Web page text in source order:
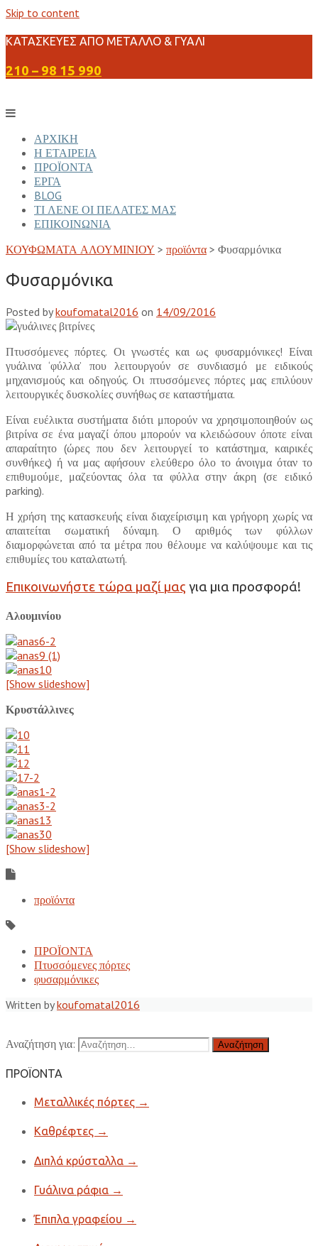
Skip to content
ΚΑΤΑΣΚΕΥΕΣ ΑΠΟ ΜΕΤΑΛΛΟ & ΓΥΑΛΙ
210 – 98 15 990
ΑΡΧΙΚΗ
Η ΕΤΑΙΡΕΙΑ
ΠΡΟΪΟΝΤΑ
ΕΡΓΑ
BLOG
ΤΙ ΛΕΝΕ ΟΙ ΠΕΛΑΤΕΣ ΜΑΣ
ΕΠΙΚΟΙΝΩΝΙΑ
ΚΟΥΦΩΜΑΤΑ ΑΛΟΥΜΙΝΙΟΥ > προϊόντα > Φυσαρμόνικα
Φυσαρμόνικα
Posted bykoufomatal2016 on 14/09/2016
Πτυσσόμενες πόρτες. Οι γνωστές και ως φυσαρμόνικες! Είναι
γυάλινα ‘φύλλα’ που λειτουργούν σε συνδιασμό με ειδικούς
μηχανισμούς και οδηγούς. Οι πτυσσόμενες πόρτες μας επιλύουν
λειτουργικές δυσκολίες συνήθως σε καταστήματα.
Είναι ευέλικτα συστήματα διότι μπορούν να χρησιμοποιηθούν ως
βιτρίνα σε ένα μαγαζί όπου μπορούν να κλειδώσουν όποτε είναι
απαραίτητο (ώρες που δεν λειτουργεί το κατάστημα, καιρικές
συνθήκες) ή να μας αφήσουν ελεύθερο όλο το άνοιγμα όταν το
επιθυμούμε, μαζεύοντας όλα τα φύλλα στην άκρη (σε ειδικό
parking).
Η χρήση της κατασκευής είναι διαχείρισιμη και γρήγορη χωρίς να
απαιτείται σωματική δύναμη. Ο αριθμός των φύλλων
διαμορφώνεται από τα μέτρα που θέλουμε να καλύψουμε και τις
επιθυμίες του καταλατωτή.
Επικοινωνήστε τώρα μαζί μας για μια προσφορά!
Αλουμινίου
[Show slideshow]
Κρυστάλλινες
[Show slideshow]
προϊόντα
ΠΡΟΪΟΝΤΑ
Πτυσσόμενες πόρτες
φυσαρμόνικες
Written bykoufomatal2016
Αναζήτηση για:
ΠΡΟΪΟΝΤΑ
Μεταλλικές πόρτες →
Καθρέφτες →
Διπλά κρύσταλλα →
Γυάλινα ράφια →
Έπιπλα γραφείου →